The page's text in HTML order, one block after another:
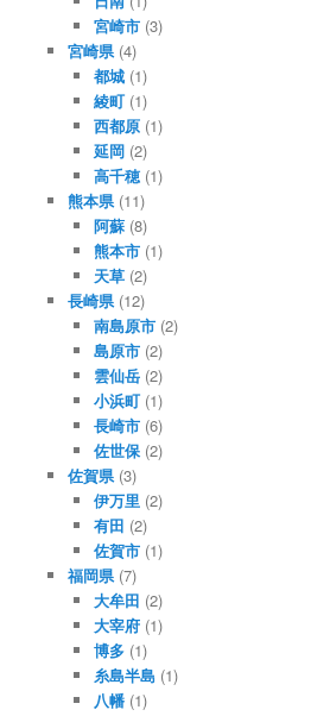
宮崎市 (3)
宮崎県(4)
都城 (1)
綾町 (1)
西都原 (1)
延岡 (2)
高千穂 (1)
熊本県(11)
阿蘇 (8)
熊本市 (1)
天草 (2)
長崎県(12)
南島原市 (2)
島原市 (2)
雲仙岳 (2)
小浜町 (1)
長崎市 (6)
佐世保 (2)
佐賀県(3)
伊万里 (2)
有田 (2)
佐賀市 (1)
福岡県(7)
大牟田 (2)
大宰府 (1)
博多 (1)
糸島半島 (1)
八幡 (1)